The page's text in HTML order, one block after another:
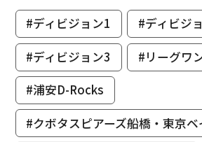
#ディビジョン1
#ディビジ
#ディビジョン3
#リーグワ
#浦安D-Rocks
#クボタスピアーズ船橋・東京ベ